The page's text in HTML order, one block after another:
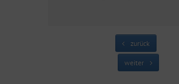
zurück
weiter